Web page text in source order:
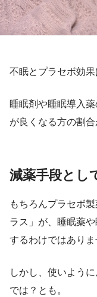
不眠とプラセボ効果
睡眠剤や睡眠導入
が良くなる方の割合
減薬手段とし
もちろんプラセボ
ラス」が、睡眠薬
するわけではありま
しかし、使いよう
では？とも。